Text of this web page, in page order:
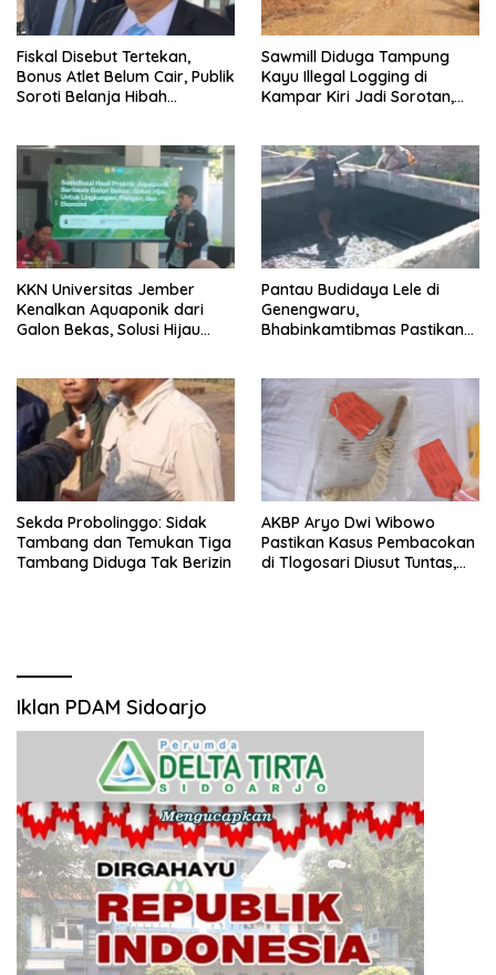
Fiskal Disebut Tertekan,
Bonus Atlet Belum Cair, Publik
Soroti Belanja Hibah
Sawmill Diduga Tampung
Kayu Illegal Logging di
Kampar Kiri Jadi Sorotan,
KKN Universitas Jember
Kenalkan Aquaponik dari
Galon Bekas, Solusi Hijau
Pantau Budidaya Lele di
Genengwaru,
Bhabinkamtibmas Pastikan
Sekda Probolinggo: Sidak
Tambang dan Temukan Tiga
Tambang Diduga Tak Berizin
AKBP Aryo Dwi Wibowo
Pastikan Kasus Pembacokan
di Tlogosari Diusut Tuntas,
Iklan PDAM Sidoarjo